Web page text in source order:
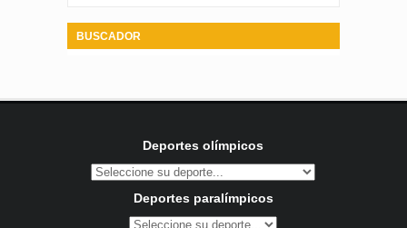
BUSCADOR
Deportes olímpicos
Deportes paralímpicos